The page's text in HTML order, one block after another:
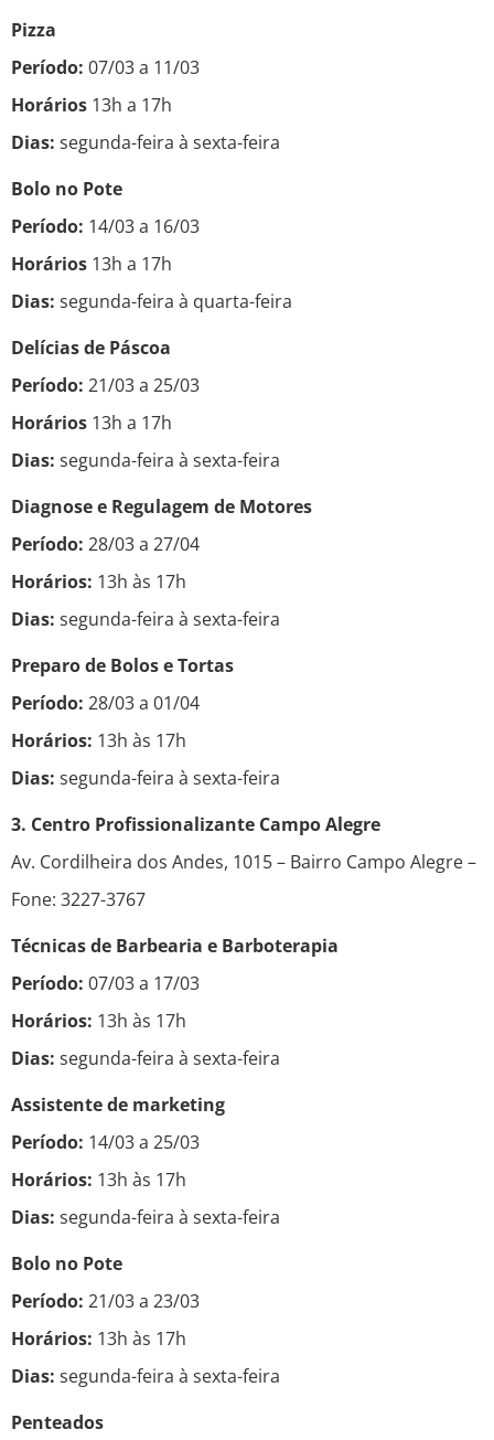
Pizza
Período: 07/03 a 11/03
Horários 13h a 17h
Dias: segunda-feira à sexta-feira
Bolo no Pote
Período: 14/03 a 16/03
Horários 13h a 17h
Dias: segunda-feira à quarta-feira
Delícias de Páscoa
Período: 21/03 a 25/03
Horários 13h a 17h
Dias: segunda-feira à sexta-feira
Diagnose e Regulagem de Motores
Período: 28/03 a 27/04
Horários: 13h às 17h
Dias: segunda-feira à sexta-feira
Preparo de Bolos e Tortas
Período: 28/03 a 01/04
Horários: 13h às 17h
Dias: segunda-feira à sexta-feira
3. Centro Profissionalizante Campo Alegre
Av. Cordilheira dos Andes, 1015 – Bairro Campo Alegre –
Fone: 3227-3767
Técnicas de Barbearia e Barboterapia
Período: 07/03 a 17/03
Horários: 13h às 17h
Dias: segunda-feira à sexta-feira
Assistente de marketing
Período: 14/03 a 25/03
Horários: 13h às 17h
Dias: segunda-feira à sexta-feira
Bolo no Pote
Período: 21/03 a 23/03
Horários: 13h às 17h
Dias: segunda-feira à sexta-feira
Penteados